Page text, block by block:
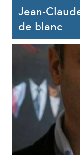
Jean-
de blanc